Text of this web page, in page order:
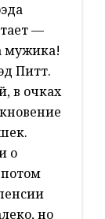
—
мужика!
Питт.
в очках
о
но